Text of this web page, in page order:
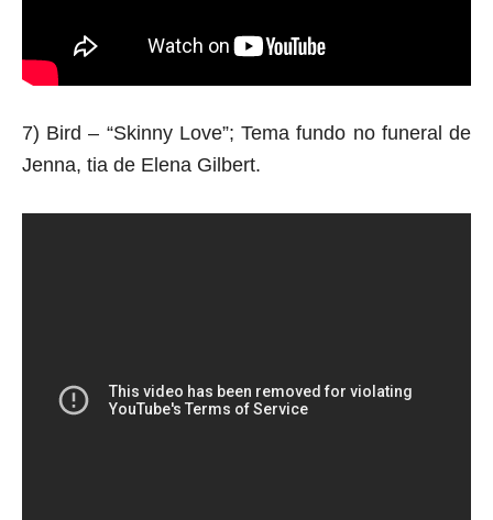
7) Bird – “Skinny Love”; Tema fundo no funeral de
Jenna, tia de Elena Gilbert.